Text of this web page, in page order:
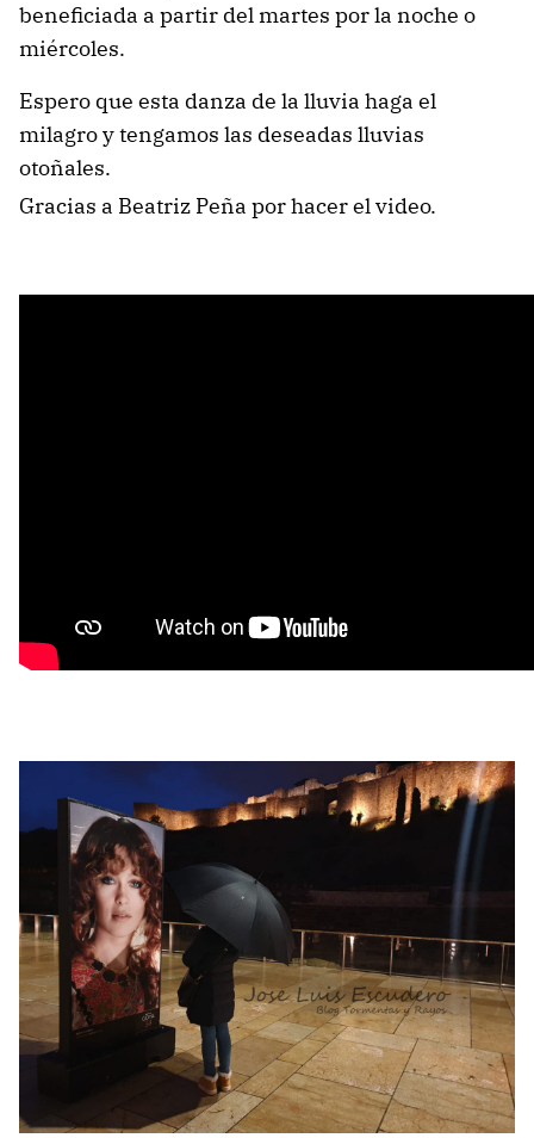
beneficiada a partir del martes por la noche o
miércoles.
Espero que esta danza de la lluvia haga el
milagro y tengamos las deseadas lluvias
otoñales.
Gracias a Beatriz Peña por hacer el video.